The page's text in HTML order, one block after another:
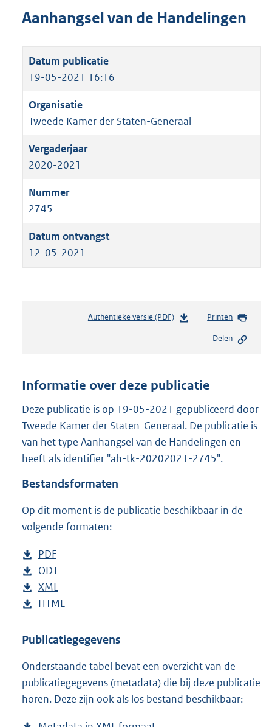
Aanhangsel van de Handelingen
19-05-2021 16:16
Tweede Kamer der Staten-Generaal
2020-2021
2745
12-05-2021
Authentieke versie (PDF)b
n
s
r
o
o
:
Printen
Delen
Informatie over deze publicatie
Deze publicatie is op 19-05-2021 gepubliceerd door
Tweede Kamer der Staten-Generaal. De publicatie is
van het type Aanhangsel van de Handelingen en
heeft als identifier "ah-tk-20202021-2745".
Bestandsformaten
Op dit moment is de publicatie beschikbaar in de
volgende formaten:
D
o
w
n
o
d
p
u
PDF
e
s
t
n
s
g
r
D
o
w
l
a
d
p
ODT
s
a
d
s
g
D
o
n
o
a
d
XML
e
t
n
d
s
D
w
l
o
a
HTML
s
a
n
d
Publicatiegegevens
Onderstaande tabel bevat een overzicht van de
publicatiegegevens (metadata) die bij deze publicatie
horen. Deze zijn ook als los bestand beschikbaar: